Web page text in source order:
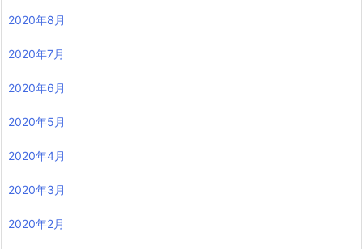
2020年8月
2020年7月
2020年6月
2020年5月
2020年4月
2020年3月
2020年2月